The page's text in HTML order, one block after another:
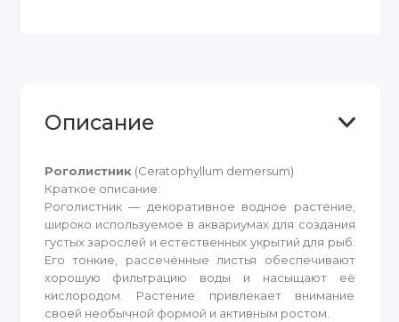
Описание
Роголистник (Ceratophyllum demersum)
Краткое описание:
Роголистник — декоративное водное растение,
широко используемое в аквариумах для создания
густых зарослей и естественных укрытий для рыб.
Его тонкие, рассечённые листья обеспечивают
хорошую фильтрацию воды и насыщают её
кислородом. Растение привлекает внимание
своей необычной формой и активным ростом.